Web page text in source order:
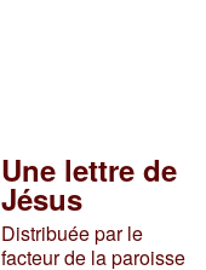
Une lettre de
Jésus
Distribuée par le
facteur de la paroisse